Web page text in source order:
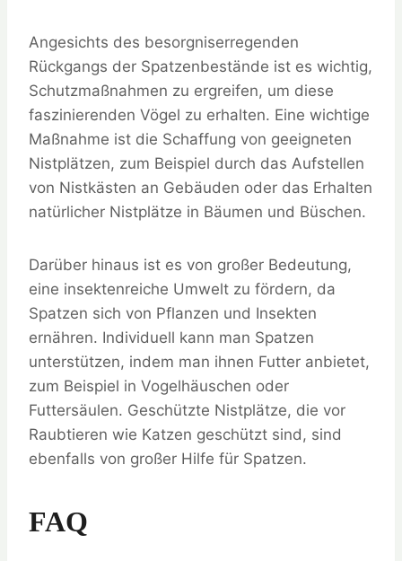
Angesichts des besorgniserregenden
Rückgangs der Spatzenbestände ist es wichtig,
Schutzmaßnahmen zu ergreifen, um diese
faszinierenden Vögel zu erhalten. Eine wichtige
Maßnahme ist die Schaffung von geeigneten
Nistplätzen, zum Beispiel durch das Aufstellen
von Nistkästen an Gebäuden oder das Erhalten
natürlicher Nistplätze in Bäumen und Büschen.
Darüber hinaus ist es von großer Bedeutung,
eine insektenreiche Umwelt zu fördern, da
Spatzen sich von Pflanzen und Insekten
ernähren. Individuell kann man Spatzen
unterstützen, indem man ihnen Futter anbietet,
zum Beispiel in Vogelhäuschen oder
Futtersäulen. Geschützte Nistplätze, die vor
Raubtieren wie Katzen geschützt sind, sind
ebenfalls von großer Hilfe für Spatzen.
FAQ